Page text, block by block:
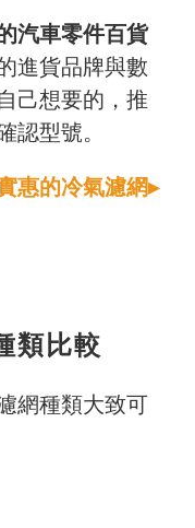
汽車零件百貨
進貨品牌與數
己想要的，推
型號。
惠的冷氣濾網▸
類比較
網種類大致可